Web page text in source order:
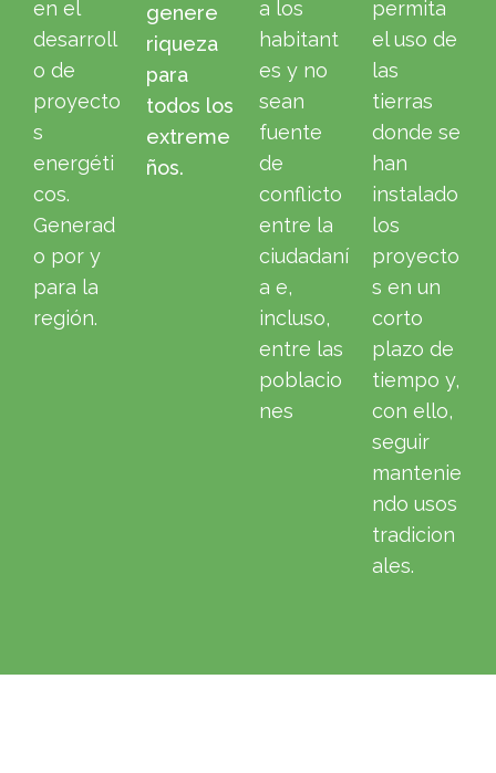
en el
desarroll
o de
proyecto
s
energéti
cos.
Generad
o por y
para la
región.
genere
riqueza
para
todos los
extreme
ños.
a los
habitant
es y no
sean
fuente
de
conflicto
entre la
ciudadaní
a e,
incluso,
entre las
poblacio
nes
permita
el uso de
las
tierras
donde se
han
instalado
los
proyecto
s en un
corto
plazo de
tiempo y,
con ello,
seguir
mantenie
ndo usos
tradicion
ales.